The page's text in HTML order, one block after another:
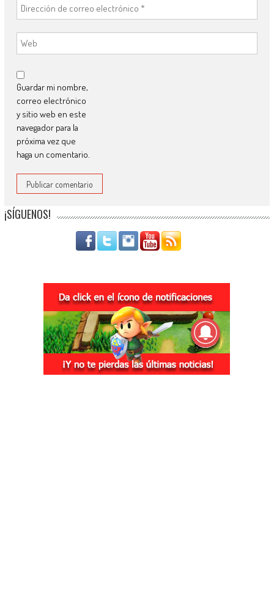
Guardar mi nombre,
correo electrónico
y sitio web en este
navegador para la
próxima vez que
haga un comentario.
¡SÍGUENOS!